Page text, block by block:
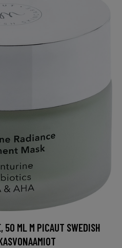
50 ML M PICAUT SWEDISH